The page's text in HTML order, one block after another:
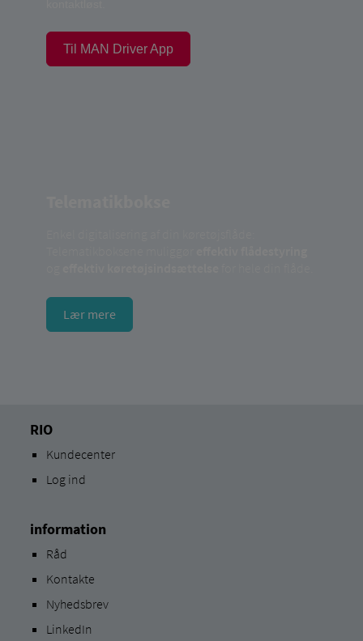
Til MAN Driver App
Lær mere
RIO
Kundecenter
Log ind
information
Råd
Kontakte
Nyhedsbrev
LinkedIn